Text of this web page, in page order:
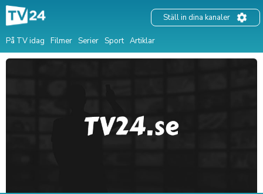
På TV idag Filmer Serier Sport Artiklar
Ställ in dina kanaler